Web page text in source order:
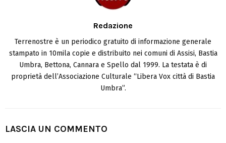
Redazione
Terrenostre è un periodico gratuito di informazione generale
stampato in 10mila copie e distribuito nei comuni di Assisi, Bastia
Umbra, Bettona, Cannara e Spello dal 1999. La testata è di
proprietà dell’Associazione Culturale “Libera Vox città di Bastia
Umbra”.
LASCIA UN COMMENTO